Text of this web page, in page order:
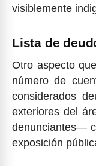
visiblemente
Lista de
Otro aspecto
número de
considerados
exteriores del
denunciantes—
exposición